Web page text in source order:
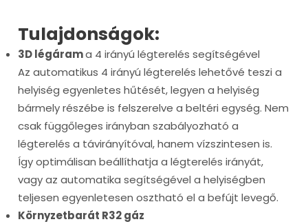
Tulajdonságok:
3D légárama 4 irányú légterelés segítségével
Az automatikus 4 irányú légterelés lehetővé teszi a
helyiség egyenletes hűtését, legyen a helyiség
bármely részébe is felszerelve a beltéri egység. Nem
csak függőleges irányban szabályozható a
légterelés a távirányítóval, hanem vízszintesen is.
Így optimálisan beállíthatja a légterelés irányát,
vagy az automatika segítségével a helyiségben
teljesen egyenletesen osztható el a befújt levegő.
Környzetbarát R32 gáz